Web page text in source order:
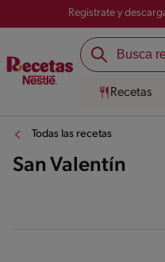
Registrate y
Recetas
Todas las recetas
San Valentín